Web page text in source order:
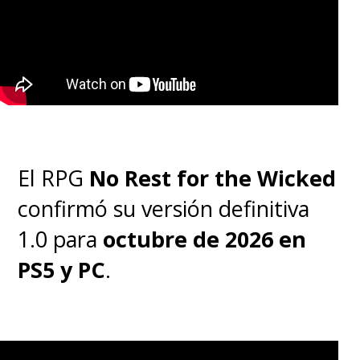
El RPG No Rest for the Wicked
confirmó su versión definitiva
1.0 para octubre de 2026 en
PS5 y PC.